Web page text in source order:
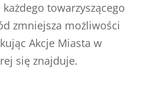
towarzyszącego
zmniejsza możliwości
Akcje Miasta w
się znajduje.